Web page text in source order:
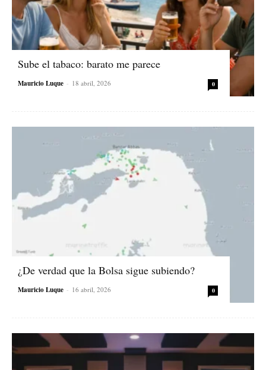
Sube el tabaco: barato me parece
Mauricio Luque - 18 abril, 2026 0
¿De verdad que la Bolsa sigue subiendo?
Mauricio Luque - 16 abril, 2026 0